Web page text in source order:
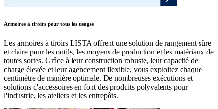
Armoires à tiroirs pour tous les usages
Les armoires à tiroirs LISTA offrent une solution de rangement sûre
et claire pour les outils, les moyens de production et les matériaux de
toutes sortes. Grâce à leur construction robuste, leur capacité de
charge élevée et leur agencement flexible, vous exploitez chaque
centimètre de manière optimale. De nombreuses exécutions et
solutions d'accessoires en font des produits polyvalents pour
l'industrie, les ateliers et les entrepôts.